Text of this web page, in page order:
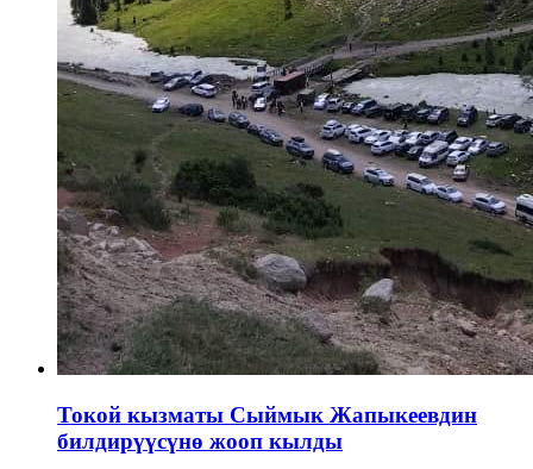
Токой кызматы Сыймык Жапыкеевдин
билдирүүсүнө жооп кылды